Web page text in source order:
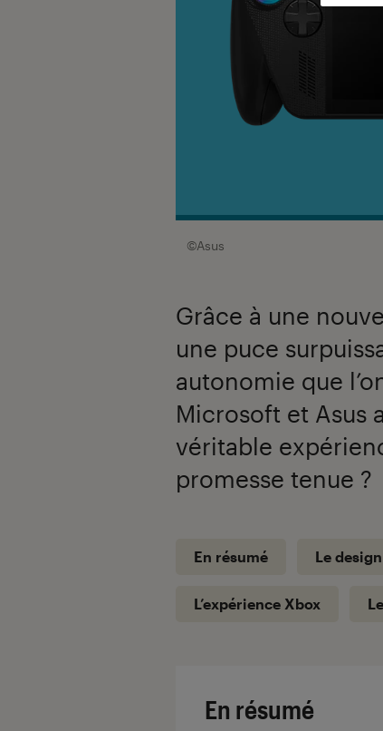
©Asus
Grâce à une
une puce
autonomie que
Microsoft et Asus
véritable
promesse tenue ?
En résumé Le
L’expérience Xbox
En résumé